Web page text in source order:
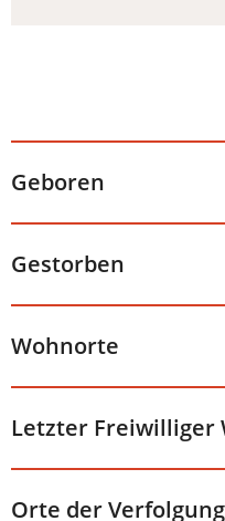
Geboren
Gestorben
Wohnorte
Letzter Freiwilliger
Orte der Verfolgung